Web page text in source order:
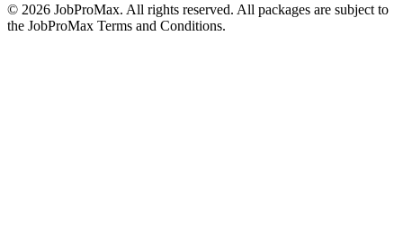
© 2026 JobProMax. All rights reserved. All packages are subject to
the JobProMax Terms and Conditions.